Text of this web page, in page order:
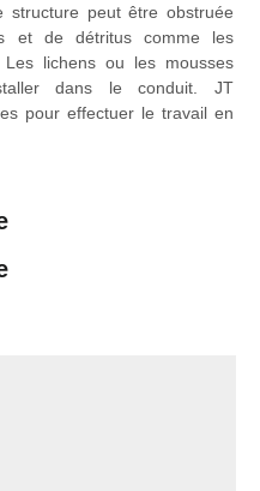
structure peut être obstruée
et de détritus comme les
lichens ou les mousses
dans le conduit. JT
pour effectuer le travail en